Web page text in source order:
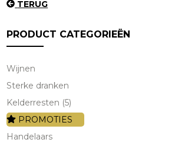
TERUG
PRODUCT CATEGORIEËN
Wijnen
Sterke dranken
Kelderresten (5)
PROMOTIES
Handelaars